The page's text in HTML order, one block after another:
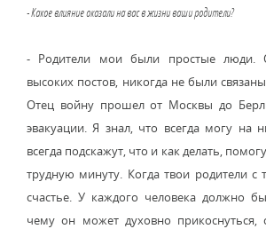
- Какое влияние оказали на вас в жизни ваши родители?
- Родители мои были простые люди.
высоких постов, никогда не были
Отец войну прошел от Москвы до
эвакуации. Я знал, что всегда могу на
всегда подскажут, что и как делать,
трудную минуту. Когда твои родители с
счастье. У каждого человека должно
чему он может духовно прикоснуться,